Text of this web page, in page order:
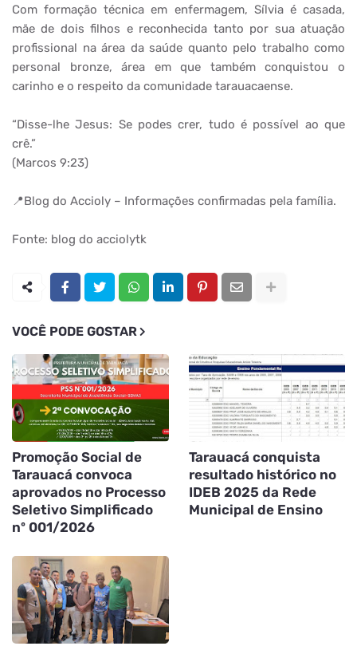
Com formação técnica em enfermagem, Sílvia é casada,
mãe de dois filhos e reconhecida tanto por sua atuação
profissional na área da saúde quanto pelo trabalho como
personal bronze, área em que também conquistou o
carinho e o respeito da comunidade tarauacaense.
“Disse-lhe Jesus: Se podes crer, tudo é possível ao que
crê.”
(Marcos 9:23)
📍Blog do Accioly – Informações confirmadas pela família.
Fonte: blog do acciolytk
VOCÊ PODE GOSTAR
Promoção Social de
Tarauacá convoca
aprovados no Processo
Seletivo Simplificado
nº 001/2026
Tarauacá conquista
resultado histórico no
IDEB 2025 da Rede
Municipal de Ensino